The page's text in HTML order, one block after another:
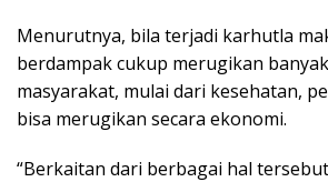
Menurutnya, bila terjadi karhutla
berdampak cukup merugikan
masyarakat, mulai dari kesehatan,
bisa merugikan secara ekonomi.
“Berkaitan dari berbagai hal